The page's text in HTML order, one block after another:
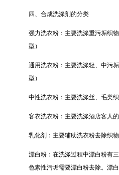
四、 合成洗涤剂的分类
强力洗衣粉：主要洗涤重污垢织
型）
通用洗衣粉：主要洗涤轻、中污
型）
中性洗衣粉：主要洗涤丝、毛类
客衣洗衣粉：主要洗涤酒店客人
乳化剂：主要辅助洗衣粉去除织
漂白粉：在洗涤过程中漂白粉有
色素性污垢需要漂白粉去除。漂